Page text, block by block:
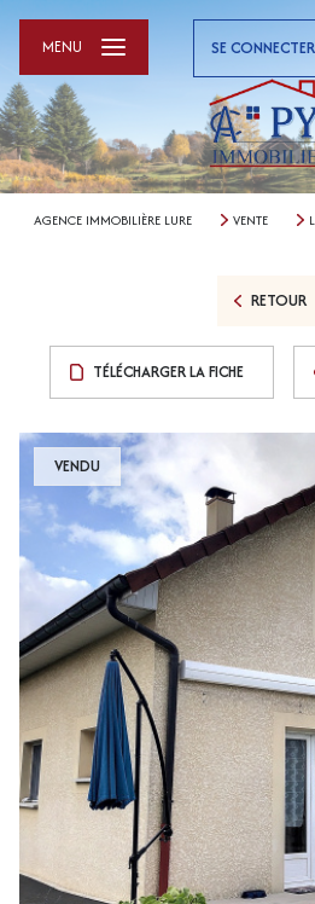
SE CONNECTER
MENU
AGENCE IMMOBILIÈRE LURE VENTE
RETOUR
TÉLÉCHARGER LA FICHE
VENDU